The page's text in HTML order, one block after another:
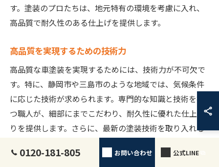
す。塗装のプロたちは、地元特有の環境を考慮に入れ、
高品質で耐久性のある仕上げを提供します。
高品質を実現するための技術力
高品質な車塗装を実現するためには、技術力が不可欠で
す。特に、静岡市や三島市のような地域では、気候条件
に応じた技術が求められます。専門的な知識と技術を持
つ職人が、細部にまでこだわり、耐久性に優れた仕上が
りを提供します。さらに、最新の塗装技術を取り入れる
す。地域に密着した業者は、地域特有のニーズに応える
0120-181-805 お問い合わせ 公式LINE